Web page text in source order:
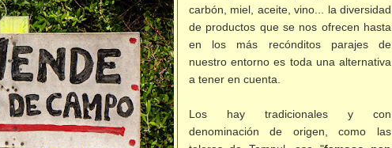
carbón, miel, aceite, vino... la diversidad
de productos que se nos ofrecen hasta
en los más recónditos parajes de
nuestro entorno es toda una alternativa
a tener en cuenta.
Los hay tradicionales y con
denominación de origen, como las